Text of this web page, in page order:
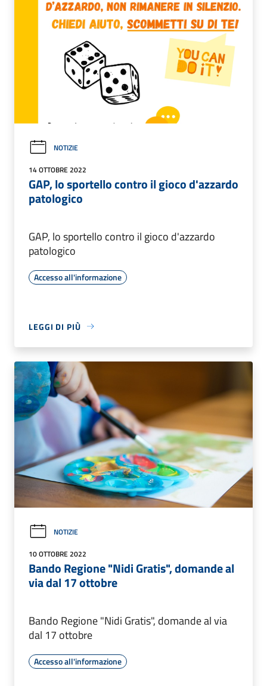
NOTIZIE
14 OTTOBRE 2022
GAP, lo sportello contro il gioco d'azzardo
patologico
GAP, lo sportello contro il gioco d'azzardo
patologico
Accesso all'informazione
LEGGI DI PIÙ
NOTIZIE
10 OTTOBRE 2022
Bando Regione "Nidi Gratis", domande al
via dal 17 ottobre
Bando Regione "Nidi Gratis", domande al via
dal 17 ottobre
Accesso all'informazione